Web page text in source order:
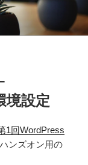
境設定
1回WordPress
ンズオン用の